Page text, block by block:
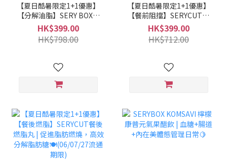
【夏日酷暑限定1+1優惠】
【分解油脂】SERY BOX輕
盈即食酵素粉(穀物味) |極
速分解消化 快速見效
⚡(13/02/27流通期限)
HK$399.00
HK$798.00
【夏日酷暑限定1+1優惠】
【餐前阻擋】SERYCUT餐
前減脂熱控丸 | 阻擋碳水
吸收, 抑制脂肪堆積🍽️
(06/01/27流通期限)
HK$399.00
HK$712.00